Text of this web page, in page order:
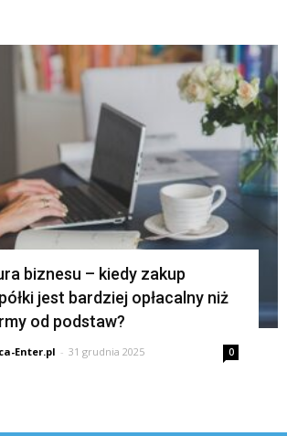
biznesu – kiedy zakup
jest bardziej opłacalny niż
od podstaw?
Enter.pl - 31 grudnia 2025 0